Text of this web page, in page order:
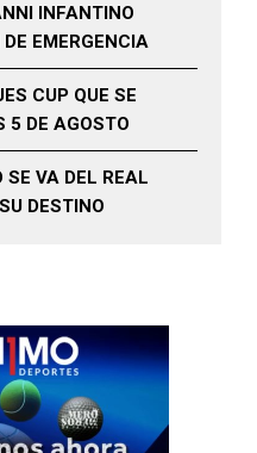
INFANTINO
EMERGENCIA
CUP QUE SE
5 DE AGOSTO
VA DEL REAL
DESTINO